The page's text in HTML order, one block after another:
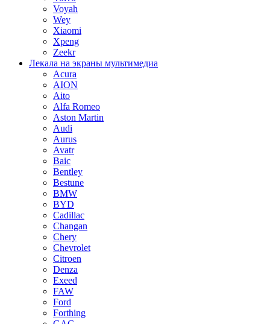
Voyah
Wey
Xiaomi
Xpeng
Zeekr
Лекала на экраны мультимедиа
Acura
AION
Aito
Alfa Romeo
Aston Martin
Audi
Aurus
Avatr
Baic
Bentley
Bestune
BMW
BYD
Cadillac
Changan
Chery
Chevrolet
Citroen
Denza
Exeed
FAW
Ford
Forthing